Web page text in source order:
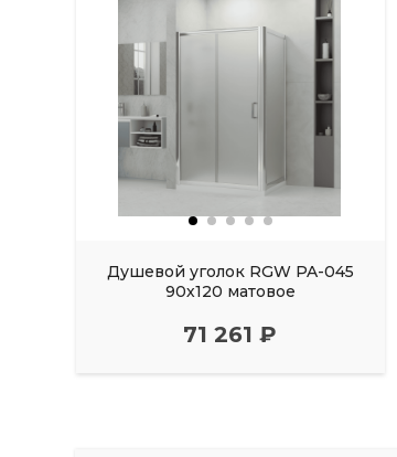
Душевой уголок RGW PA-045
90х120 матовое
71 261 ₽